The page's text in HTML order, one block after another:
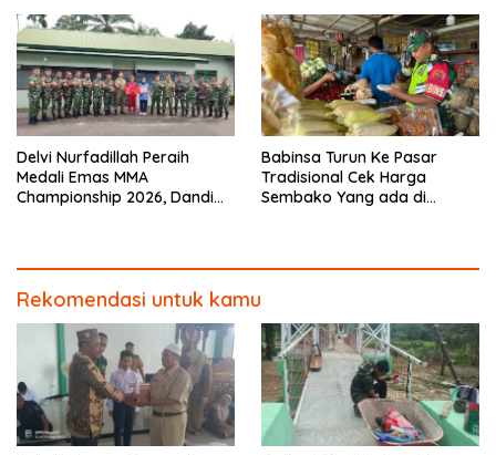
Delvi Nurfadillah Peraih
Medali Emas MMA
Championship 2026, Dandim
Babinsa Turun Ke Pasar
Tradisional Cek Harga
Sembako Yang ada di
Rekomendasi untuk kamu